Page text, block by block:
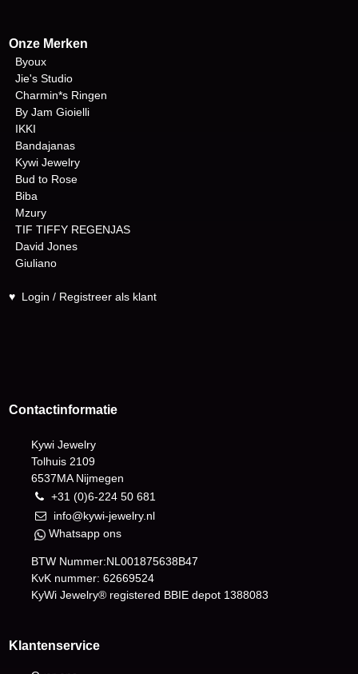
Onze Merken
Byoux
Jie's Studio
Charmin*s Ringen
By Jam Gioielli
IKKI
Bandajanas
Kywi Jewelry
Bud to Rose
Biba
Mzury
TIF TIFFY REGENJAS
David Jones
Giuliano
♥ Login / Registreer als klant
Contactinformatie
Kywi Jewelry
Tolhuis 2109
6537MA Nijmegen
+31 (0)6-224 50 681
info@kywi-jewelry.nl
Whatsapp ons
BTW Nummer:NL001875638B47
KvK nummer: 62669524
KyWi Jewelry® registered BBIE depot 1388083
Klantenservice